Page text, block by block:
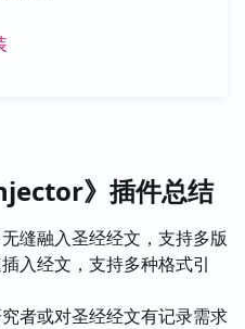
》插件总结
缝融入圣经经文，支持多版
入经文，支持多种格式引
者或对圣经经文有记录需求